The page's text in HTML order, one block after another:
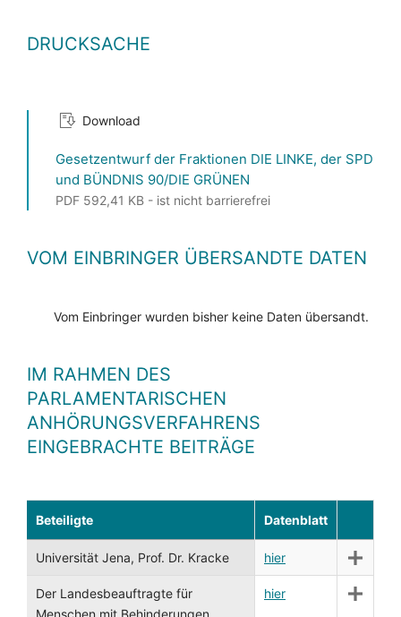
DRUCKSACHE
Download
Gesetzentwurf der Fraktionen DIE LINKE, der SPD
und BÜNDNIS 90/DIE GRÜNEN
PDF 592,41 KB - ist nicht barrierefrei
VOM EINBRINGER ÜBERSANDTE DATEN
Vom Einbringer wurden bisher keine Daten übersandt.
IM RAHMEN DES
PARLAMENTARISCHEN
ANHÖRUNGSVERFAHRENS
EINGEBRACHTE BEITRÄGE
Beteiligte Datenblatt
Universität Jena, Prof. Dr. Kracke hier
Der Landesbeauftragte für
Menschen mit Behinderungen
hier